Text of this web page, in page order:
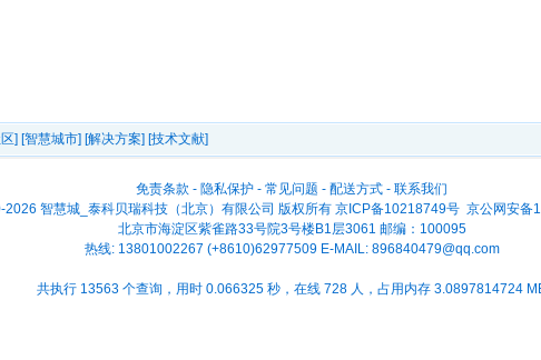
] [智慧城市] [解决方案] [技术文献]
免责条款 - 隐私保护 - 常见问题 - 配送方式 - 联系我们
智慧城_泰科贝瑞科技（北京）有限公司 版权所有 京ICP备10218749号 京公网安备
北京市海淀区紫雀路33号院3号楼B1层3061 邮编：100095
热线: 13801002267 (+8610)62977509 E-MAIL: 896840479@qq.com
共执行 13563 个查询，用时 0.066325 秒，在线 728 人，占用内存 3.0897814724